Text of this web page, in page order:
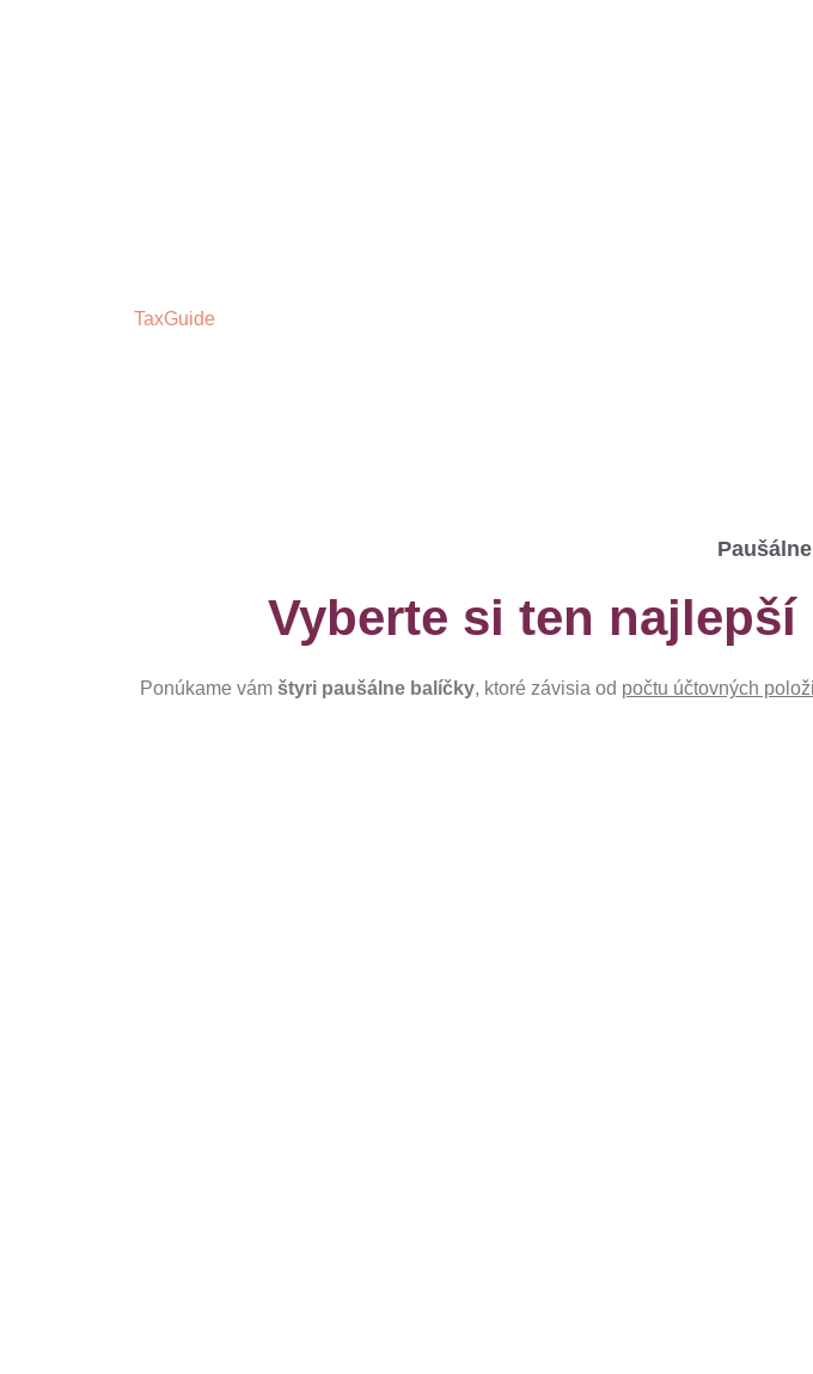
TaxGuide
Vyberte si ten
Ponúkame vám štyri paušálne balíčky, ktoré závisia od počtu účtovných